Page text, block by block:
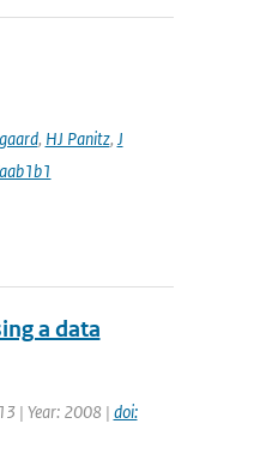
, HJ Panitz, J
a data
| Year: 2008 | doi: